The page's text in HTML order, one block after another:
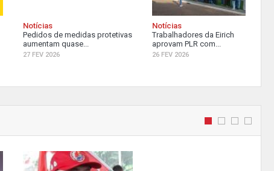
Notícias
Pedidos de medidas protetivas
aumentam quase...
27 FEV 2026
Notícias
Trabalhadores da Eirich
aprovam PLR com...
26 FEV 2026